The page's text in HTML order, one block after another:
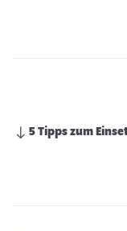
5 Tipps zum